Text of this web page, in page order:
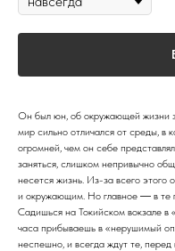
Он был юн, об окружающей жизни
мир сильно отличался от среды, в
огромней, чем он себе
заняться, слишком непривычно
несется жизнь. Из-за всего этого
и окружающим. Но главное ― в те
Садишься на Токийском вокзале
часа прибываешь в «нерушимый
неспешно, и всегда ждут те,